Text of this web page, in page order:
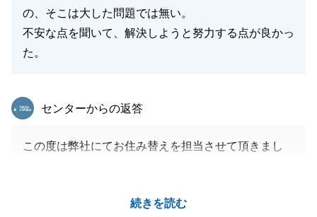
の、そこは大した問題では無い。
不安な点を聞いて、解決しようと努力する点が良かっ
た。
続きを読む
東急リバブル
センターからの返答
この度は弊社にてお住み替えを担当させて頂きまし
ムーズに取引を完了させることができたのはE様のお